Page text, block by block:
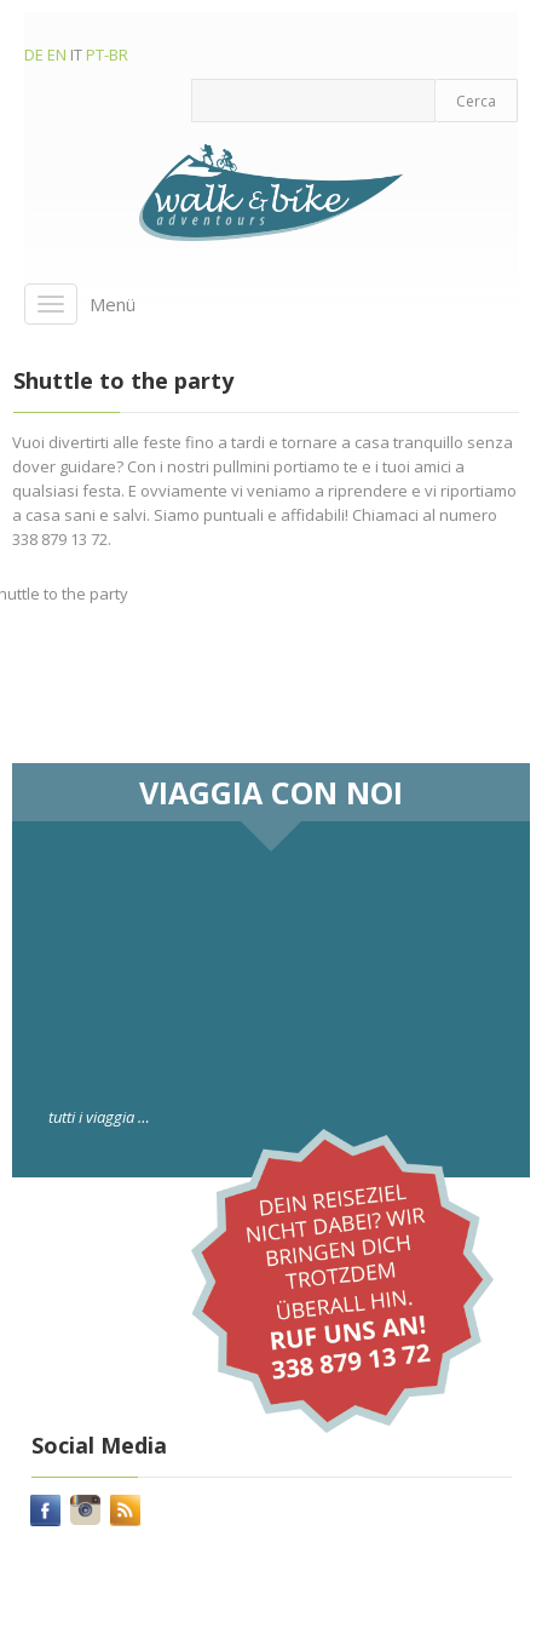
DE EN IT PT-BR
Toggle
navigation
Menü
Shuttle to the party
Vuoi divertirti alle feste fino a tardi e tornare a casa tranquillo senza
dover guidare? Con i nostri pullmini portiamo te e i tuoi amici a
qualsiasi festa. E ovviamente vi veniamo a riprendere e vi riportiamo
a casa sani e salvi. Siamo puntuali e affidabili! Chiamaci al numero
338 879 13 72.
to the party
VIAGGIA CON NOI
tutti i viaggia …
Social Media